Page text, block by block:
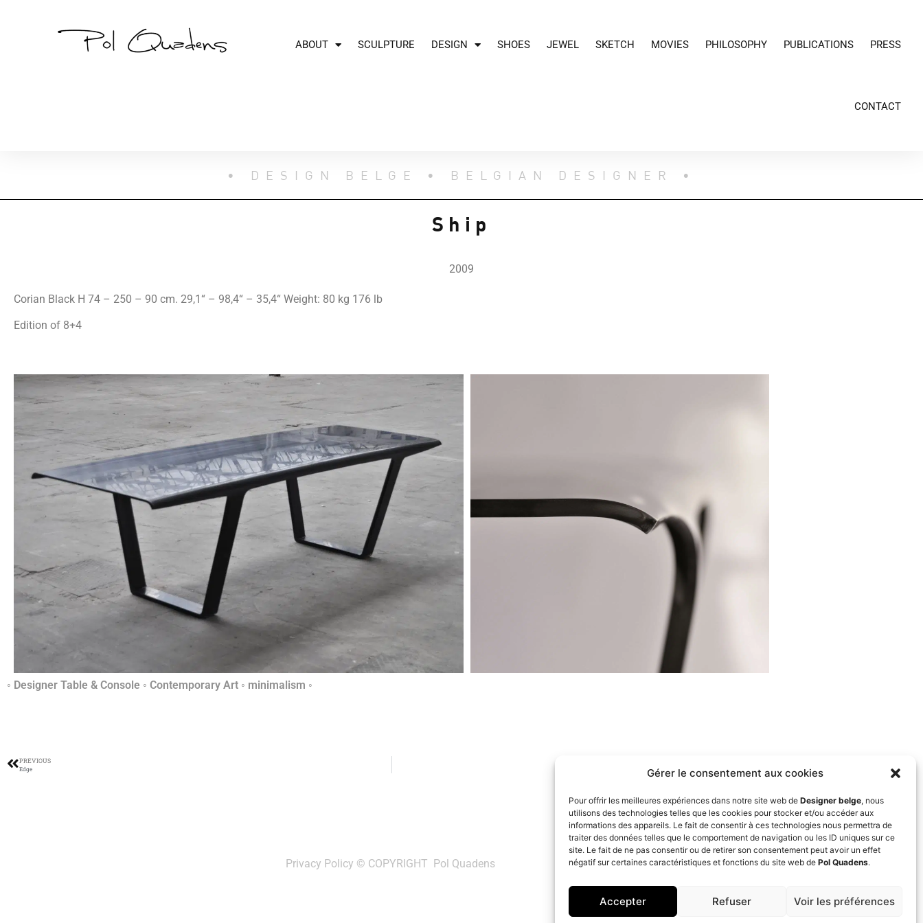
Gérer le consentement aux cookies
Pour offrir les meilleures expériences dans notre site web de Designer belge, nous
utilisons des technologies telles que les cookies pour stocker et/ou accéder aux
informations des appareils. Le fait de consentir à ces technologies nous permettra de
traiter des données telles que le comportement de navigation ou les ID uniques sur ce
site. Le fait de ne pas consentir ou de retirer son consentement peut avoir un effet
négatif sur certaines caractéristiques et fonctions du site web de Pol Quadens.
Accepter Refuser Voir les préférences
ABOUT SCULPTURE DESIGN SHOES JEWEL SKETCH MOVIES PHILOSOPHY PUBLICATIONS PRESS
CONTACT
• DESIGN BELGE • BELGIAN DESIGNER •
Ship
2009
Corian Black H 74 – 250 – 90 cm. 29,1“ – 98,4“ – 35,4“ Weight: 80 kg 176 lb
Edition of 8+4
◦ Designer Table & Console ◦ Contemporary Art ◦ minimalism ◦
PREVIOUS
Edge 35/35
Privacy Policy © COPYRIGHT Pol Quadens